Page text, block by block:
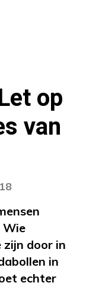
op
van
Wie
door in
in
echter